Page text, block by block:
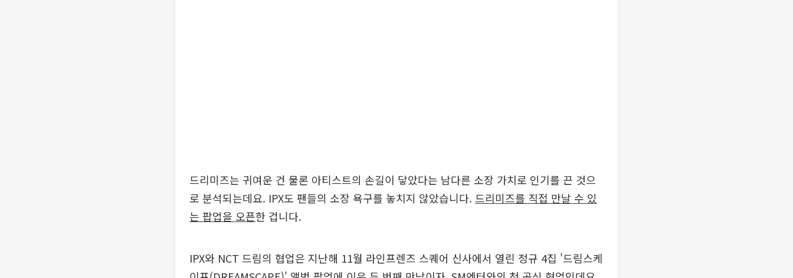
드리미즈는 귀여운 건 물론 아티스트의 손길이 닿았다는 남다른 소장 가치로 인기를 끈 것으
로 분석되는데요. IPX도 팬들의 소장 욕구를 놓치지 않았습니다. 드리미즈를 직접 만날 수 있
는 팝업을 오픈한 겁니다.
IPX와 NCT 드림의 협업은 지난해 11월 라인프렌즈 스퀘어 신사에서 열린 정규 4집 '드림스케